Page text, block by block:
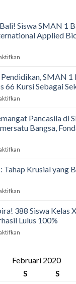
Siswa SMAN 1
Applied
di
Bali!
Siswa
Bandung
Borong
Biology
SMAN 1
66 Kursi Sebagai
Akses
Pendidikan,
SMAN
Kuota
Khusus
Sekolah
Penyangga
Pancasila di
Bangsa,
Semangat
Pancasila
Bandung:
Pancasila
Dunia!
Krusial yang
2026:
Tahap
Krusial
Kursi
Baru
388 Siswa Kelas
Lulus 100%
388
Kelas
Februari 2020
S S